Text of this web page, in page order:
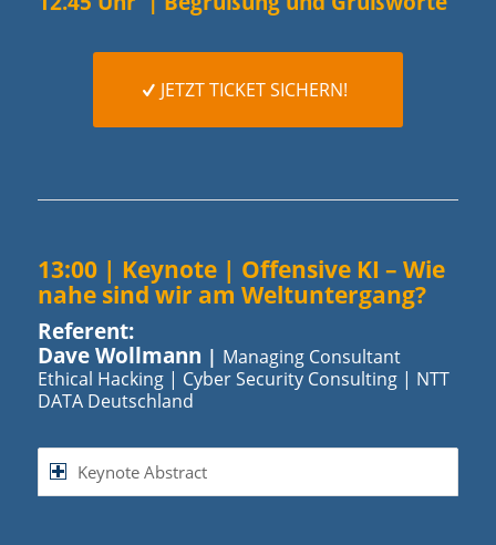
JETZT TICKET SICHERN!
13:00 | Keynote | Offensive KI – Wie
nahe sind wir am Weltuntergang?
Referent:
Dave Wollmann | Managing Consultant
Ethical Hacking | Cyber Security Consulting | NTT
DATA Deutschland
Keynote Abstract